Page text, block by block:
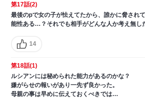
第17話(2)
最後のpで女の子が怯えてたから、誰かに脅され
能性ある…？それでも相手がどんな人か考え無し
14
第18話(1)
ルシアンには秘められた能力があるのかな？
嫌がらせの報いがあり一先ず良かった。
母親の事は早めに伝えておくべきでは…